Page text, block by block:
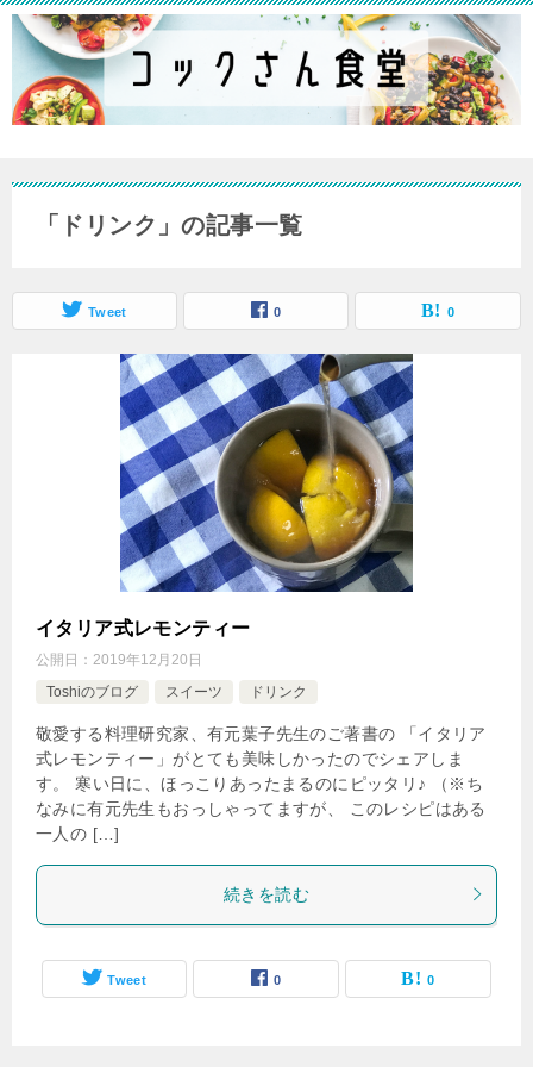
「ドリンク」の記事一覧
Tweet 0 0
イタリア式レモンティー
公開日： 2019年12月20日
Toshiのブログ
スイーツ ドリンク
敬愛する料理研究家、有元葉子先生のご著書の 「イタリア
式レモンティー」がとても美味しかったのでシェアしま
す。 寒い日に、ほっこりあったまるのにピッタリ♪ （※ち
なみに有元先生もおっしゃってますが、 このレシピはある
一人の […]
続きを読む
Tweet 0 0